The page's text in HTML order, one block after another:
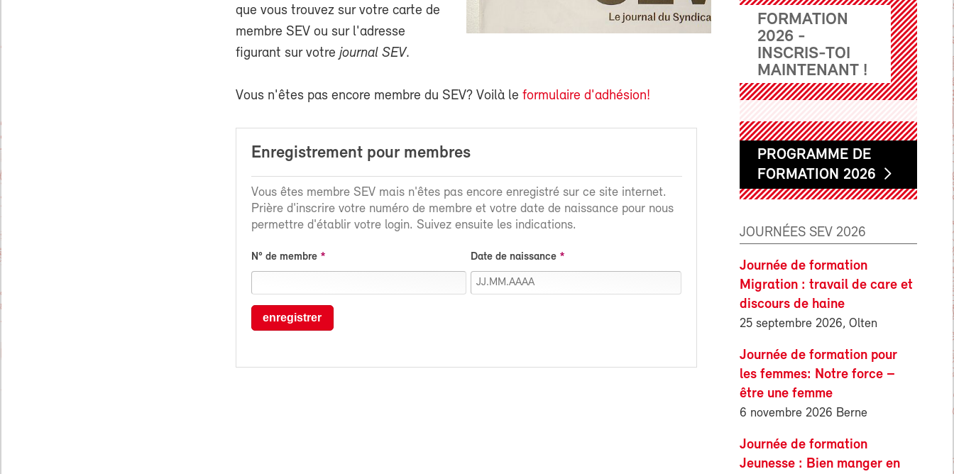
que vous trouvez sur votre carte de
membre SEV ou sur l'adresse
figurant sur votre journal SEV.
Vous n'êtes pas encore membre du SEV? Voilà le formulaire d'adhésion!
Enregistrement pour membres
Vous êtes membre SEV mais n'êtes pas encore enregistré sur ce site internet.
Prière d'inscrire votre numéro de membre et votre date de naissance pour nous
permettre d'établir votre login. Suivez ensuite les indications.
N° de membre Date de naissance
enregistrer
FORMATION
2026 -
INSCRIS-TOI
MAINTENANT !
PROGRAMME DE
FORMATION 2026
JOURNÉES SEV 2026
Journée de formation
Migration : travail de care et
discours de haine
25 septembre 2026, Olten
Journée de formation pour
les femmes: Notre force –
être une femme
6 novembre 2026 Berne
Journée de formation
Jeunesse : Bien manger en